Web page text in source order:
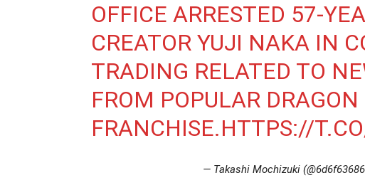
OFFICE ARRESTED 57-
CREATOR YUJI NAKA IN
TRADING RELATED TO
FROM POPULAR DRAGON
FRANCHISE.HTTPS://
— Takashi Mochizuki